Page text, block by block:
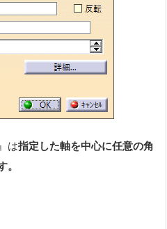
は指定した軸を中心に任意の角
。